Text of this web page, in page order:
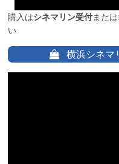
購入はシネマリン受付または
い
横浜シネマ